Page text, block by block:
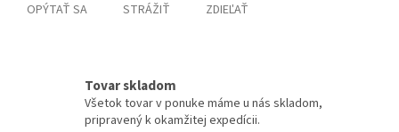
OPÝTAŤ SA STRÁŽIŤ ZDIEĽAŤ
Tovar skladom
Všetok tovar v ponuke máme u nás skladom,
pripravený k okamžitej expedícii.